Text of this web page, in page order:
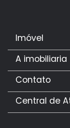
Imóvel
A imobiliaria
Contato
Central de